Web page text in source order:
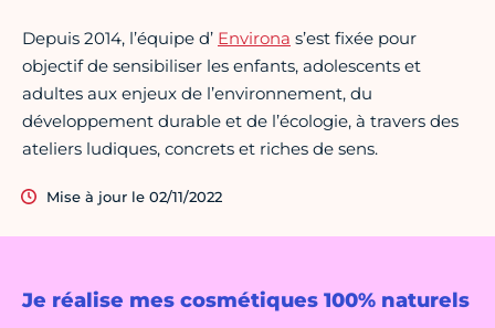
Je réalise mes cosmétiques 100% naturels
Depuis 2014, l’équipe d’ Environa s’est fixée pour
objectif de sensibiliser les enfants, adolescents et
adultes aux enjeux de l’environnement, du
développement durable et de l’écologie, à travers des
ateliers ludiques, concrets et riches de sens.
Mise à jour le 02/11/2022